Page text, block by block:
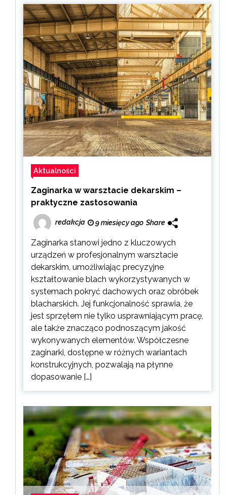
Aktualności
Zaginarka w warsztacie dekarskim –
praktyczne zastosowania
redakcja 9 miesięcy ago Share
Zaginarka stanowi jedno z kluczowych
urządzeń w profesjonalnym warsztacie
dekarskim, umożliwiając precyzyjne
kształtowanie blach wykorzystywanych w
systemach pokryć dachowych oraz obróbek
blacharskich. Jej funkcjonalność sprawia, że
jest sprzętem nie tylko usprawniającym pracę,
ale także znacząco podnoszącym jakość
wykonywanych elementów. Współczesne
zaginarki, dostępne w różnych wariantach
konstrukcyjnych, pozwalają na płynne
dopasowanie […]